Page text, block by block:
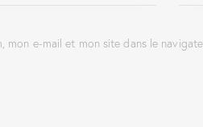
mon e-mail et mon site dans le